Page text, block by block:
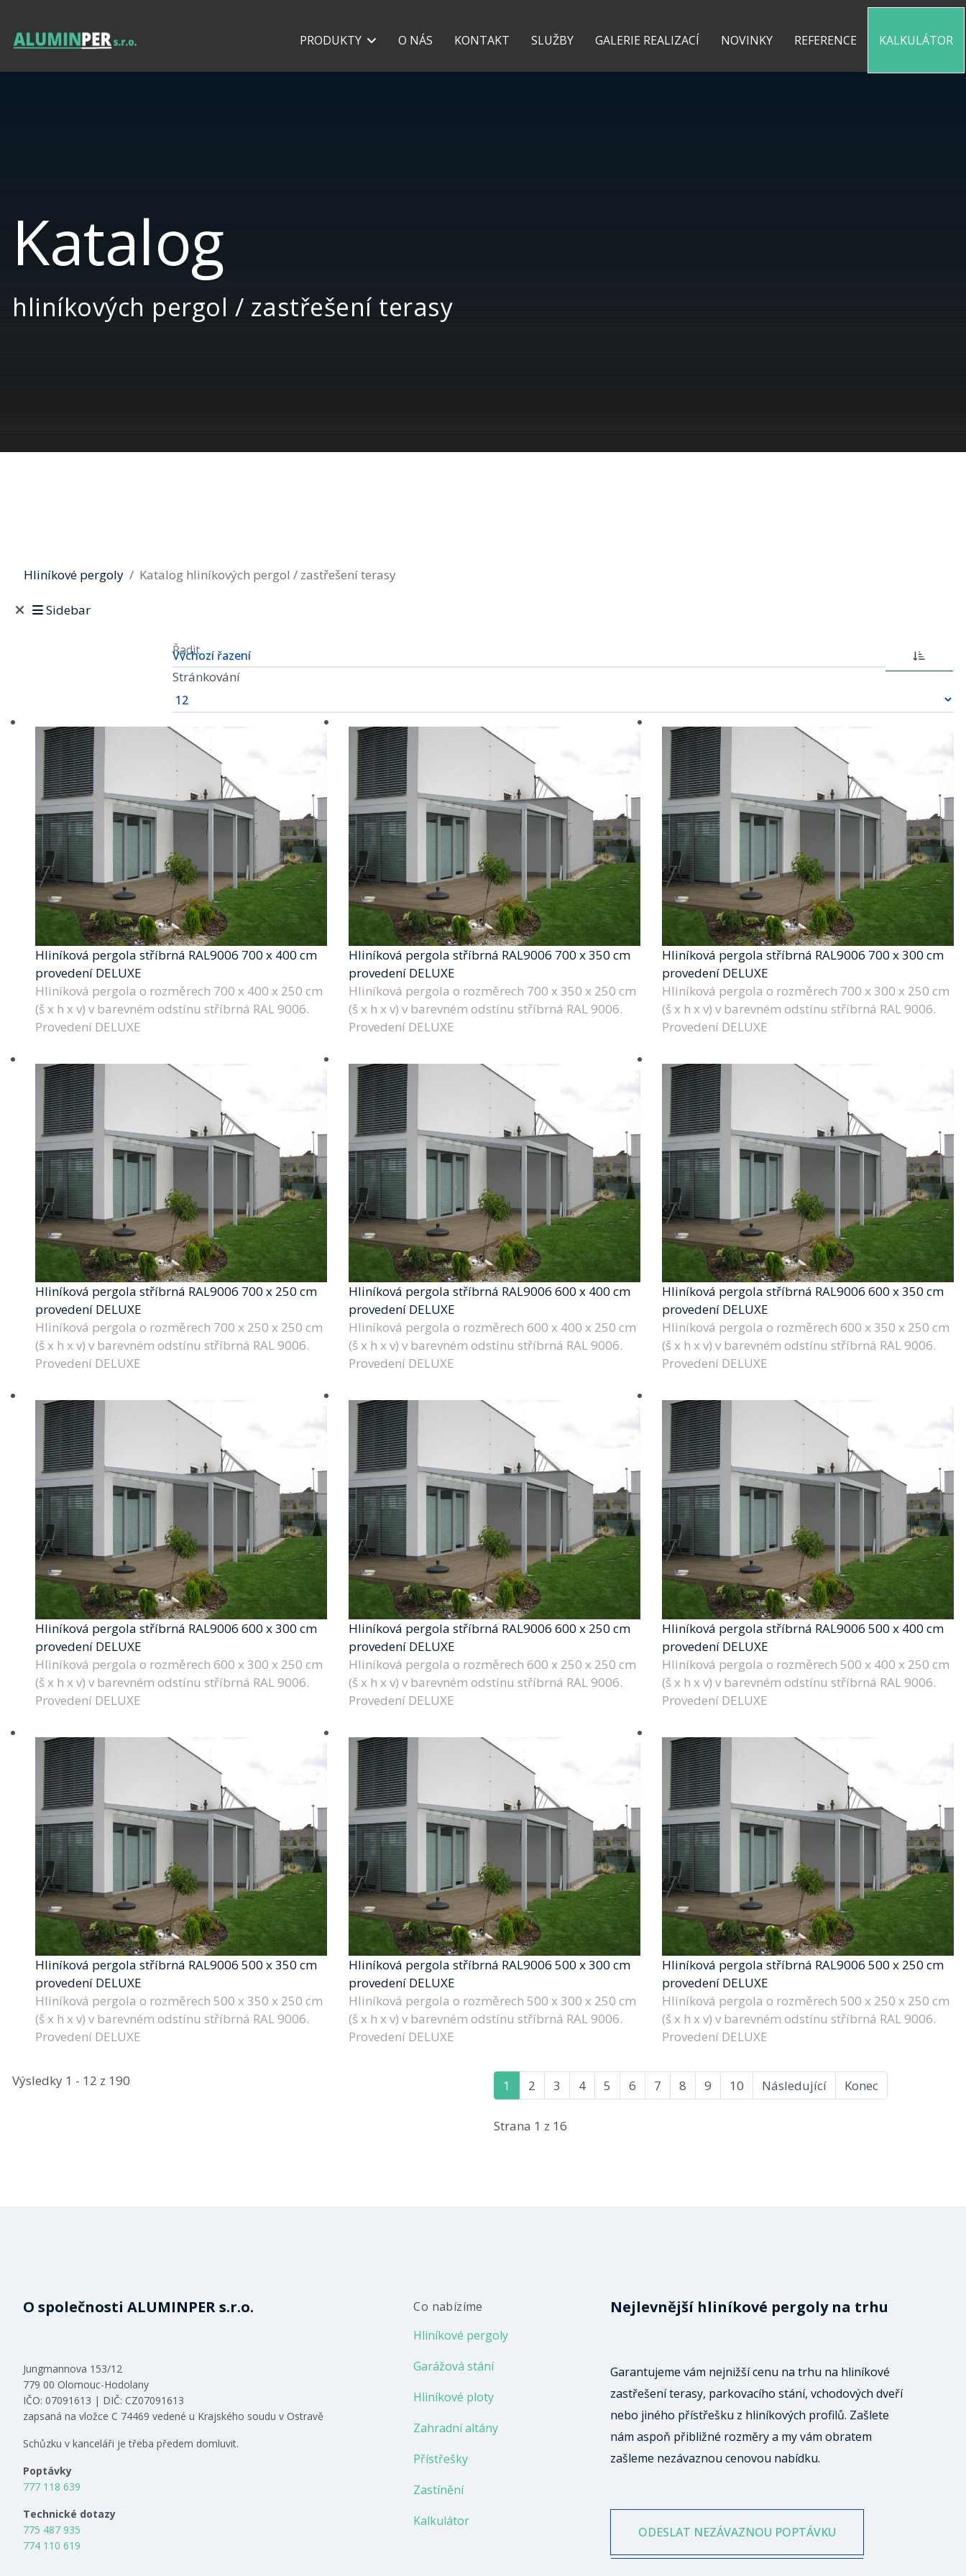
PRODUKTY O NÁS KONTAKT SLUŽBY GALERIE REALIZACÍ NOVINKY REFERENCE KALKULÁTOR
Katalog
hliníkových pergol / zastřešení terasy
Hliníkové pergoly Katalog hliníkových pergol / zastřešení terasy
Sidebar
Řadit
Stránkování
Hliníková pergola stříbrná RAL9006 700 x 400 cm
provedení DELUXE
Hliníková pergola o rozměrech 700 x 400 x 250 cm
(š x h x v) v barevném odstínu stříbrná RAL 9006.
Provedení DELUXE
Hliníková pergola stříbrná RAL9006 700 x 350 cm
provedení DELUXE
Hliníková pergola o rozměrech 700 x 350 x 250 cm
(š x h x v) v barevném odstínu stříbrná RAL 9006.
Provedení DELUXE
Hliníková pergola stříbrná RAL9006 700 x 300 cm
provedení DELUXE
Hliníková pergola o rozměrech 700 x 300 x 250 cm
(š x h x v) v barevném odstínu stříbrná RAL 9006.
Provedení DELUXE
Hliníková pergola stříbrná RAL9006 700 x 250 cm
provedení DELUXE
Hliníková pergola o rozměrech 700 x 250 x 250 cm
(š x h x v) v barevném odstínu stříbrná RAL 9006.
Provedení DELUXE
Hliníková pergola stříbrná RAL9006 600 x 400 cm
provedení DELUXE
Hliníková pergola o rozměrech 600 x 400 x 250 cm
(š x h x v) v barevném odstínu stříbrná RAL 9006.
Provedení DELUXE
Hliníková pergola stříbrná RAL9006 600 x 350 cm
provedení DELUXE
Hliníková pergola o rozměrech 600 x 350 x 250 cm
(š x h x v) v barevném odstínu stříbrná RAL 9006.
Provedení DELUXE
Hliníková pergola stříbrná RAL9006 600 x 300 cm
provedení DELUXE
Hliníková pergola o rozměrech 600 x 300 x 250 cm
(š x h x v) v barevném odstínu stříbrná RAL 9006.
Provedení DELUXE
Hliníková pergola stříbrná RAL9006 600 x 250 cm
provedení DELUXE
Hliníková pergola o rozměrech 600 x 250 x 250 cm
(š x h x v) v barevném odstínu stříbrná RAL 9006.
Provedení DELUXE
Hliníková pergola stříbrná RAL9006 500 x 400 cm
provedení DELUXE
Hliníková pergola o rozměrech 500 x 400 x 250 cm
(š x h x v) v barevném odstínu stříbrná RAL 9006.
Provedení DELUXE
Hliníková pergola stříbrná RAL9006 500 x 350 cm
provedení DELUXE
Hliníková pergola o rozměrech 500 x 350 x 250 cm
(š x h x v) v barevném odstínu stříbrná RAL 9006.
Provedení DELUXE
Hliníková pergola stříbrná RAL9006 500 x 300 cm
provedení DELUXE
Hliníková pergola o rozměrech 500 x 300 x 250 cm
(š x h x v) v barevném odstínu stříbrná RAL 9006.
Provedení DELUXE
Hliníková pergola stříbrná RAL9006 500 x 250 cm
provedení DELUXE
Hliníková pergola o rozměrech 500 x 250 x 250 cm
(š x h x v) v barevném odstínu stříbrná RAL 9006.
Provedení DELUXE
Výsledky 1 - 12 z 190 1 2 3 4 5 6 7 8 9 10 Následující Konec
Strana 1 z 16
O společnosti ALUMINPER s.r.o.
Jungmannova 153/12
779 00 Olomouc-Hodolany
IČO: 07091613 | DIČ: CZ07091613
zapsaná na vložce C 74469 vedené u Krajského soudu v Ostravě
Schůzku v kanceláři je třeba předem domluvit.
Poptávky
777 118 639
Technické dotazy
775 487 935
774 110 619
Co nabízíme
Hliníkové pergoly
Garážová stání
Hliníkové ploty
Zahradní altány
Přístřešky
Zastínění
Kalkulátor
Nejlevnější hliníkové pergoly na trhu
Garantujeme vám nejnižší cenu na trhu na hliníkové
zastřešení terasy, parkovacího stání, vchodových dveří
nebo jiného přístřešku z hliníkových profilů. Zašlete
nám aspoň přibližné rozměry a my vám obratem
zašleme nezávaznou cenovou nabídku.
ODESLAT NEZÁVAZNOU POPTÁVKU